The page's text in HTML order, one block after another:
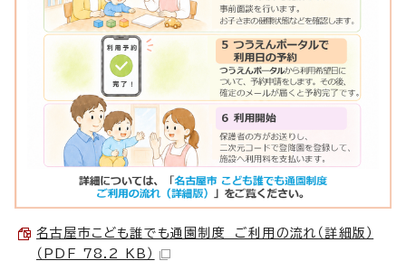
名古屋市こども誰でも通園制度 ご利用の流れ（詳細版）
（PDF 78.2 KB）